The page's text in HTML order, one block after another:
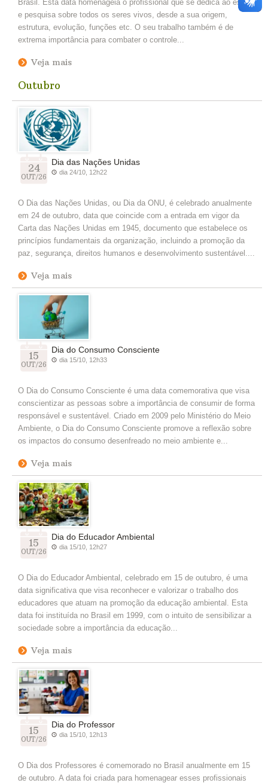
Brasil. Esta data homenageia o profissional que se dedica ao estudo
e pesquisa sobre todos os seres vivos, desde a sua origem,
estrutura, evolução, funções etc. O seu trabalho também é de
extrema importância para combater o controle...
Veja mais
Outubro
24
OUT/26
Dia das Nações Unidas
dia 24/10, 12h22
O Dia das Nações Unidas, ou Dia da ONU, é celebrado anualmente
em 24 de outubro, data que coincide com a entrada em vigor da
Carta das Nações Unidas em 1945, documento que estabelece os
princípios fundamentais da organização, incluindo a promoção da
paz, segurança, direitos humanos e desenvolvimento sustentável....
Veja mais
15
OUT/26
Dia do Consumo Consciente
dia 15/10, 12h33
O Dia do Consumo Consciente é uma data comemorativa que visa
conscientizar as pessoas sobre a importância de consumir de forma
responsável e sustentável. Criado em 2009 pelo Ministério do Meio
Ambiente, o Dia do Consumo Consciente promove a reflexão sobre
os impactos do consumo desenfreado no meio ambiente e...
Veja mais
15
OUT/26
Dia do Educador Ambiental
dia 15/10, 12h27
O Dia do Educador Ambiental, celebrado em 15 de outubro, é uma
data significativa que visa reconhecer e valorizar o trabalho dos
educadores que atuam na promoção da educação ambiental. Esta
data foi instituída no Brasil em 1999, com o intuito de sensibilizar a
sociedade sobre a importância da educação...
Veja mais
15
OUT/26
Dia do Professor
dia 15/10, 12h13
O Dia dos Professores é comemorado no Brasil anualmente em 15
de outubro. A data foi criada para homenagear esses profissionais